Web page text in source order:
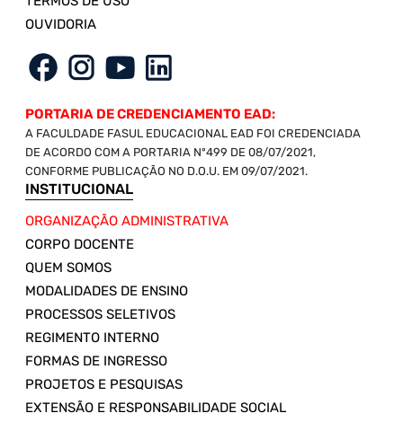
OUVIDORIA
PORTARIA DE CREDENCIAMENTO EAD:
A FACULDADE FASUL EDUCACIONAL EAD FOI CREDENCIADA
DE ACORDO COM A PORTARIA Nº499 DE 08/07/2021,
CONFORME PUBLICAÇÃO NO D.O.U. EM 09/07/2021.
INSTITUCIONAL
ORGANIZAÇÃO ADMINISTRATIVA
CORPO DOCENTE
QUEM SOMOS
MODALIDADES DE ENSINO
PROCESSOS SELETIVOS
REGIMENTO INTERNO
FORMAS DE INGRESSO
PROJETOS E PESQUISAS
EXTENSÃO E RESPONSABILIDADE SOCIAL